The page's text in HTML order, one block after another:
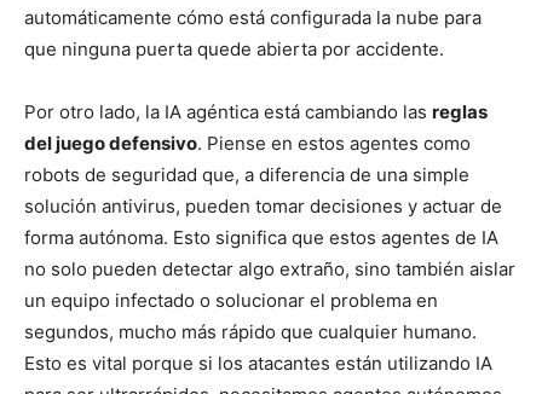
automáticamente cómo está configurada la nube para
que ninguna puerta quede abierta por accidente.
Por otro lado, la IA agéntica está cambiando las reglas
del juego defensivo. Piense en estos agentes como
robots de seguridad que, a diferencia de una simple
solución antivirus, pueden tomar decisiones y actuar de
forma autónoma. Esto significa que estos agentes de IA
no solo pueden detectar algo extraño, sino también aislar
un equipo infectado o solucionar el problema en
segundos, mucho más rápido que cualquier humano.
Esto es vital porque si los atacantes están utilizando IA